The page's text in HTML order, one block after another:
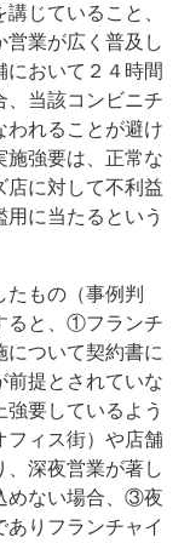
じていること、
業が広く普及し
において２４時間
、当該コンビニチ
われることが避け
施強要は、正常な
店に対して不利益
に当たるという
たもの（事例判
ると、①フランチ
について契約書に
前提とされていな
要しているよう
ィス街）や店舗
、深夜営業が著し
めない場合、③夜
りフランチャイ